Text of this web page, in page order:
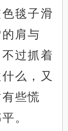
毯子滑
肩与
过抓着
么，又
些慌
。